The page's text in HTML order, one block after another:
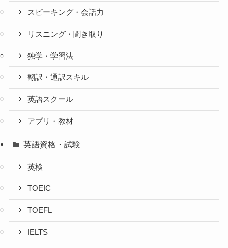
スピーキング・会話力
リスニング・聞き取り
独学・学習法
翻訳・通訳スキル
英語スクール
アプリ・教材
英語資格・試験
英検
TOEIC
TOEFL
IELTS